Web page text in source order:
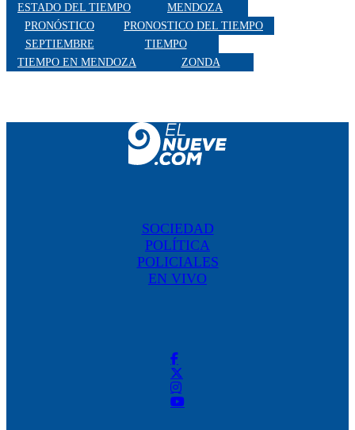
ESTADO DEL TIEMPO
MENDOZA
PRONÓSTICO
PRONOSTICO DEL TIEMPO
SEPTIEMBRE
TIEMPO
TIEMPO EN MENDOZA
ZONDA
SOCIEDAD
POLÍTICA
POLICIALES
EN VIVO